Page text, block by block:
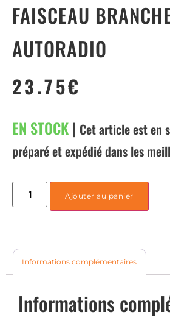
FAISCEAU
AUTORADIO
23.75€
EN STOCK| Cet article est en
préparé et expédié dans les
Ajouter au panier
Informations complémentaires
Informations